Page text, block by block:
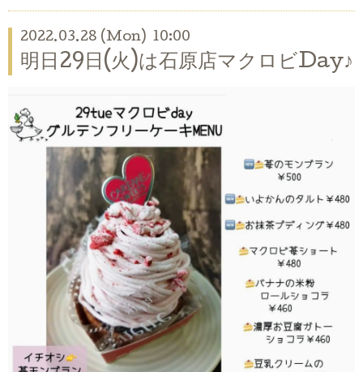
2022.03.28 (Mon) 10:00
明日29日(火)は石原店マクロビDay♪